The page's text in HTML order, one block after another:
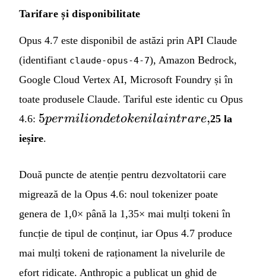
Tarifare și disponibilitate
Opus 4.7 este disponibil de astăzi prin API Claude
(identifiant claude-opus-4-7), Amazon Bedrock,
Google Cloud Vertex AI, Microsoft Foundry și în
toate produsele Claude. Tariful este identic cu Opus
4.6: 5 per
la
intrare,
5permiliondetokenilaintrare,25 la
ieșire.
Două puncte de atenție pentru dezvoltatorii care
migrează de la Opus 4.6: noul tokenizer poate
genera de 1,0× până la 1,35× mai mulți tokeni în
funcție de tipul de conținut, iar Opus 4.7 produce
mai mulți tokeni de raționament la nivelurile de
efort ridicate. Anthropic a publicat un ghid de